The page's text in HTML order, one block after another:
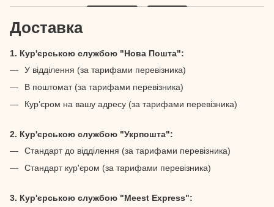
Доставка
1. Кур'єрською службою "Нова Пошта":
У відділення (за тарифами перевізника)
В поштомат (за тарифами перевізника)
Кур’єром на вашу адресу (за тарифами перевізника)
2. Кур'єрською службою "Укрпошта":
Стандарт до відділення (за тарифами перевізника)
Стандарт кур'єром (за тарифами перевізника)
3. Кур'єрською службою "Meest Express":